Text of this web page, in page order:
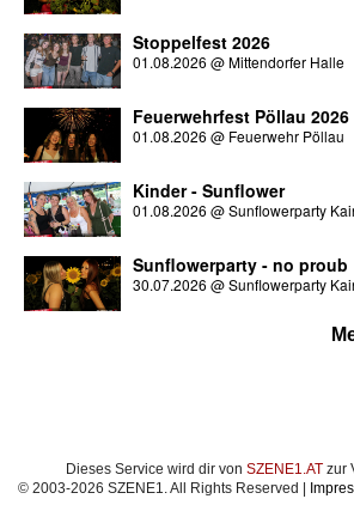
Stoppelfest 2026
01.08.2026 @Mittendorfer Halle
Feuerwehrfest Pöllau 2026
01.08.2026 @ Feuerwehr Pöllau
Kinder - Sunflower
01.08.2026 @Sunflowerparty
Sunflowerparty - no proub
30.07.2026 @Sunflowerparty
Dieses Service wird dir von SZENE1.ATzur
© 2003-2026 SZENE1. All Rights Reserved |